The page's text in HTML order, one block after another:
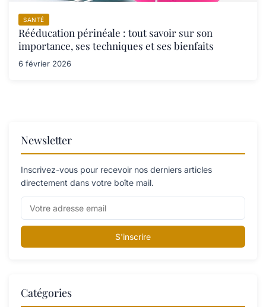
SANTÉ
Rééducation périnéale : tout savoir sur son
importance, ses techniques et ses bienfaits
6 février 2026
Newsletter
Inscrivez-vous pour recevoir nos derniers articles
directement dans votre boîte mail.
S'inscrire
Catégories